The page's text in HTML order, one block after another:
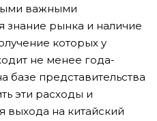
важными
знание рынка и наличие
которых у
не менее года-
базе представительства
эти расходы и
выхода на китайский